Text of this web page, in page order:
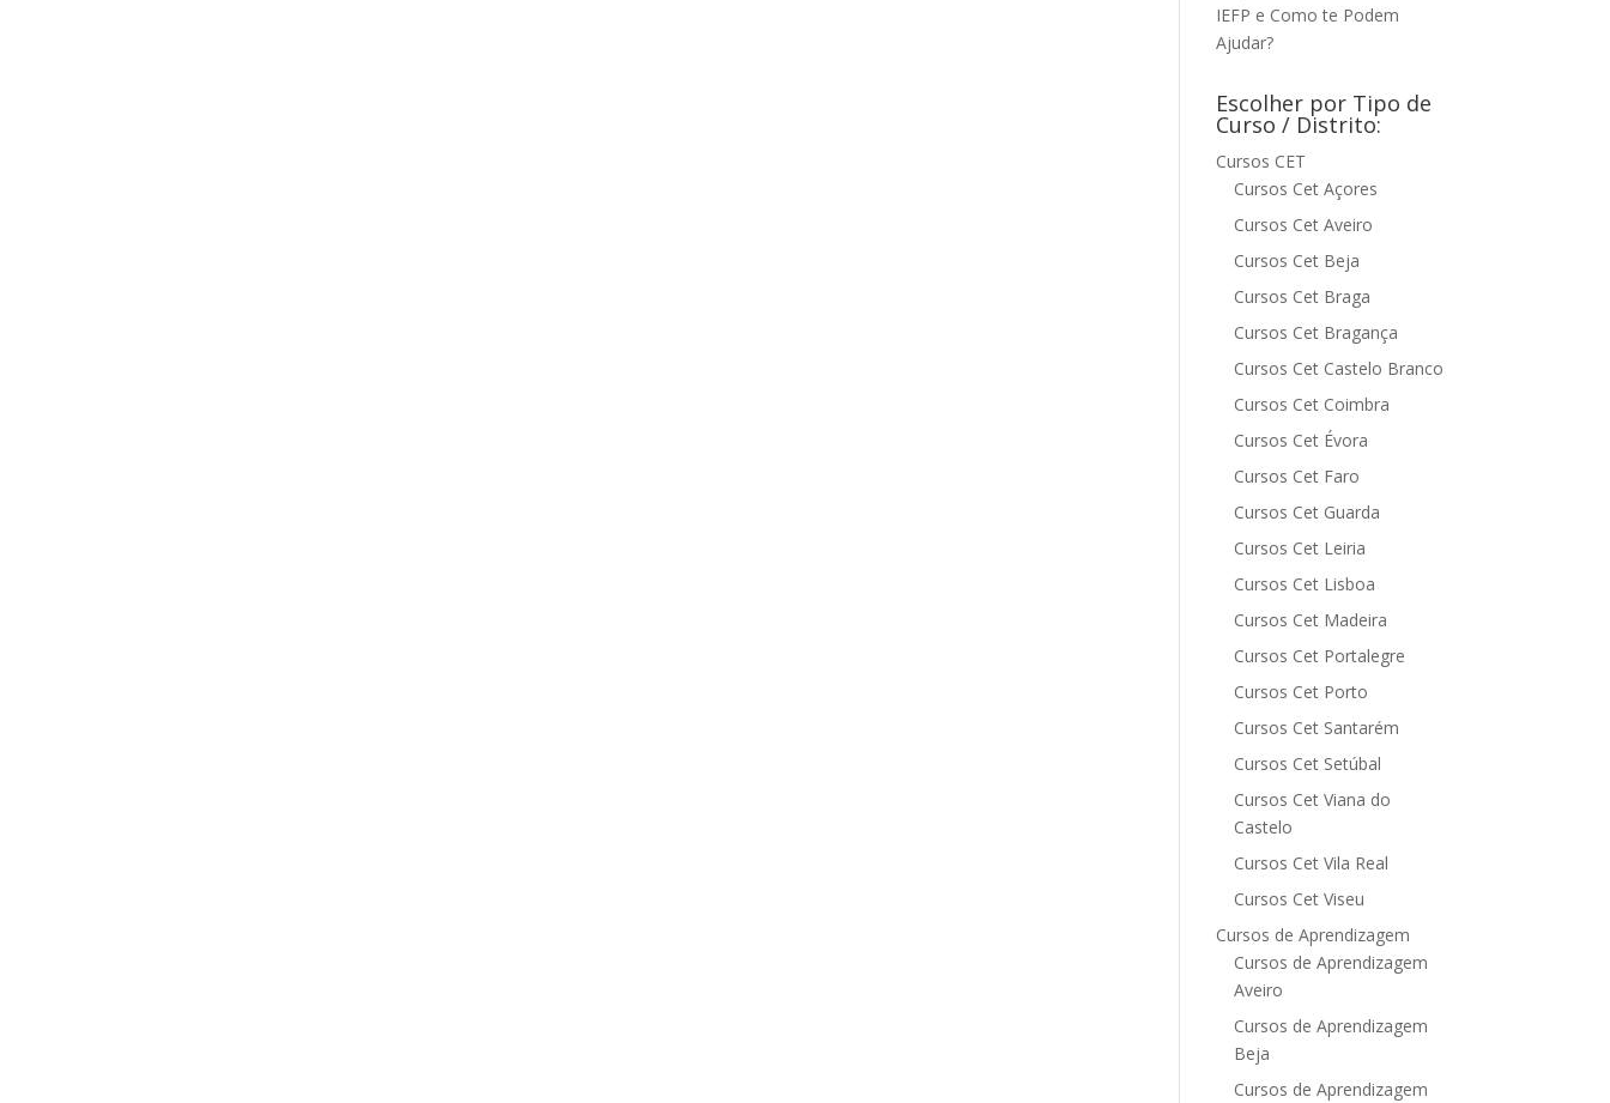
IEFP e Como te Podem
Ajudar?
Escolher por Tipo de
Curso / Distrito:
Cursos CET
Cursos Cet Açores
Cursos Cet Aveiro
Cursos Cet Beja
Cursos Cet Braga
Cursos Cet Bragança
Cursos Cet Castelo Branco
Cursos Cet Coimbra
Cursos Cet Évora
Cursos Cet Faro
Cursos Cet Guarda
Cursos Cet Leiria
Cursos Cet Lisboa
Cursos Cet Madeira
Cursos Cet Portalegre
Cursos Cet Porto
Cursos Cet Santarém
Cursos Cet Setúbal
Cursos Cet Viana do
Castelo
Cursos Cet Vila Real
Cursos Cet Viseu
Cursos de Aprendizagem
Cursos de Aprendizagem
Aveiro
Cursos de Aprendizagem
Beja
Cursos de Aprendizagem